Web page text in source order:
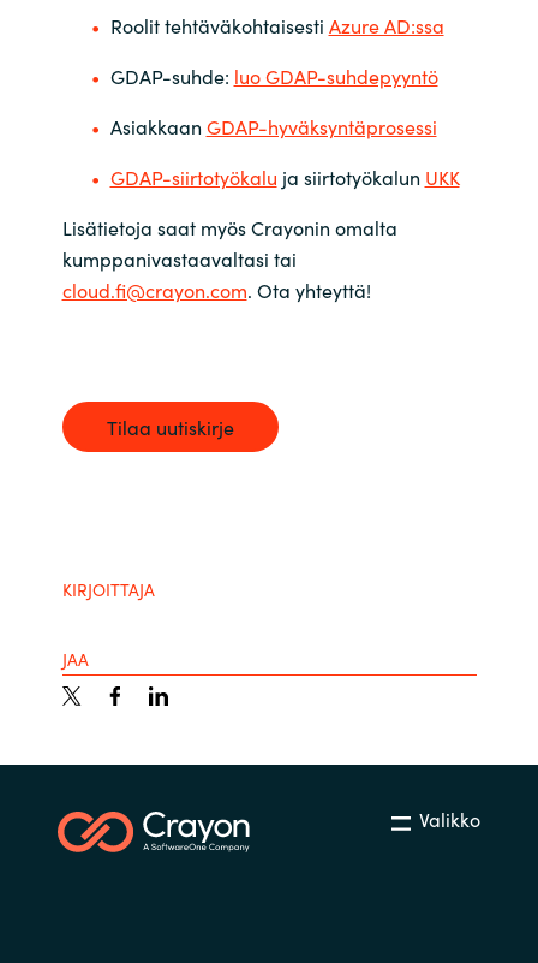
Roolit tehtäväkohtaisesti Azure AD:ssa
GDAP-suhde: luo GDAP-suhdepyyntö
Asiakkaan GDAP-hyväksyntäprosessi
GDAP-siirtotyökalu ja siirtotyökalun UKK
Lisätietoja saat myös Crayonin omalta
kumppanivastaavaltasi tai
cloud.fi@crayon.com. Ota yhteyttä!
Tilaa uutiskirje
KIRJOITTAJA
JAA
Valikko